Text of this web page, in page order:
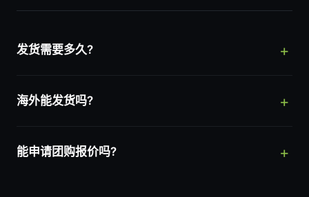
发货需要多久?
海外能发货吗?
能申请团购报价吗?